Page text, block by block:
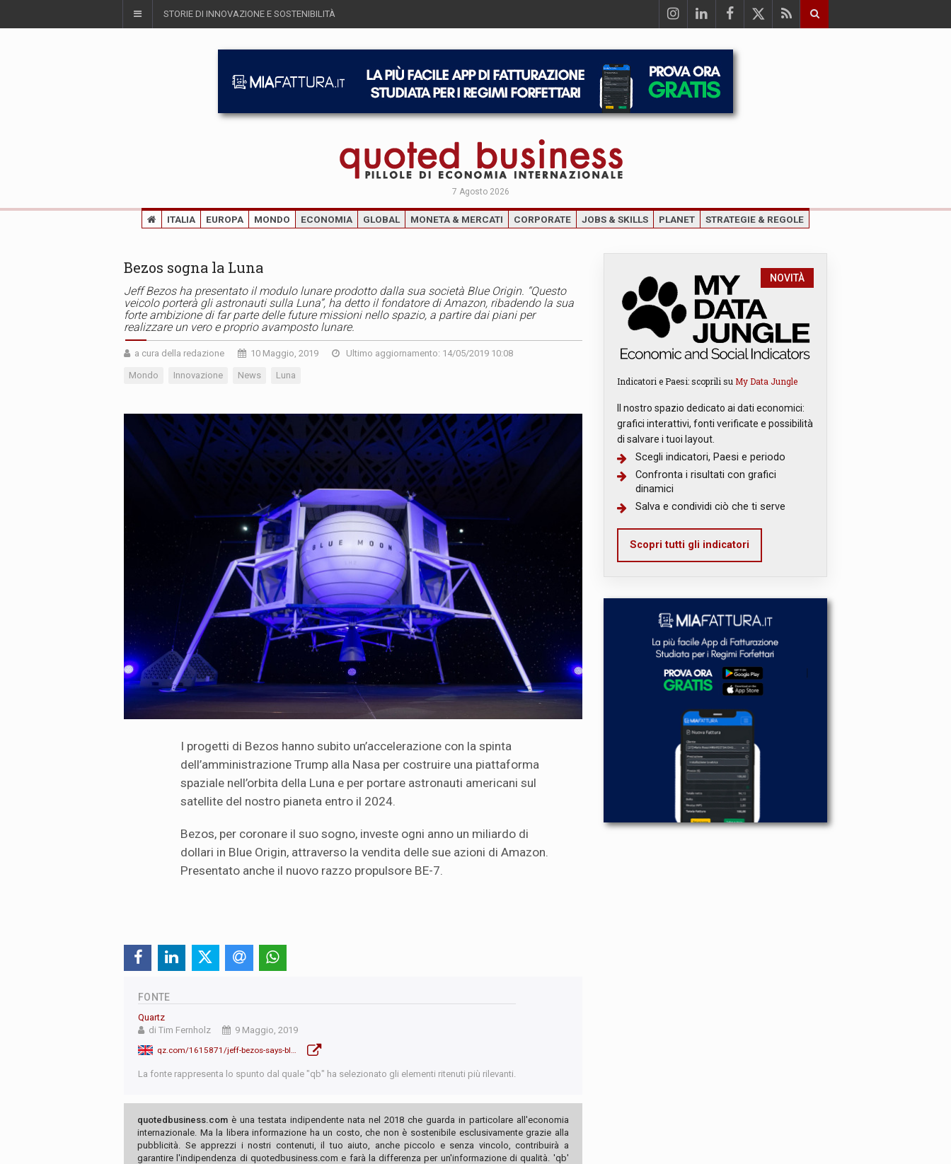
STORIE DI INNOVAZIONE E SOSTENIBILITÀ
7 Agosto 2026
ITALIA EUROPA MONDO ECONOMIA GLOBAL MONETA & MERCATI CORPORATE JOBS & SKILLS PLANET STRATEGIE & REGOLE
Bezos sogna la Luna
Jeff Bezos ha presentato il modulo lunare prodotto dalla sua società Blue Origin. “Questo
veicolo porterà gli astronauti sulla Luna”, ha detto il fondatore di Amazon, ribadendo la sua
forte ambizione di far parte delle future missioni nello spazio, a partire dai piani per
realizzare un vero e proprio avamposto lunare.
a cura della redazione 10 Maggio, 2019 Ultimo aggiornamento: 14/05/2019 10:08
Mondo Innovazione News Luna
I progetti di Bezos hanno subito un’accelerazione con la spinta
dell’amministrazione Trump alla Nasa per costruire una piattaforma
spaziale nell’orbita della Luna e per portare astronauti americani sul
satellite del nostro pianeta entro il 2024.
Bezos, per coronare il suo sogno, investe ogni anno un miliardo di
dollari in Blue Origin, attraverso la vendita delle sue azioni di Amazon.
Presentato anche il nuovo razzo propulsore BE-7.
FONTE
Quartz
di Tim Fernholz
9 Maggio, 2019
La fonte rappresenta lo spunto dal quale "qb" ha selezionato gli elementi ritenuti più rilevanti.
quotedbusiness.com è una testata indipendente nata nel 2018 che guarda in particolare all'economia
internazionale. Ma la libera informazione ha un costo, che non è sostenibile esclusivamente grazie alla
pubblicità. Se apprezzi i nostri contenuti, il tuo aiuto, anche piccolo e senza vincolo, contribuirà a
garantire l'indipendenza di quotedbusiness.com e farà la differenza per un'informazione di qualità. 'qb'
NOVITÀ
Indicatori e Paesi: scoprili su My Data Jungle
Il nostro spazio dedicato ai dati economici:
grafici interattivi, fonti verificate e possibilità
di salvare i tuoi layout.
Scegli indicatori, Paesi e periodo
Confronta i risultati con grafici
dinamici
Salva e condividi ciò che ti serve
Scopri tutti gli indicatori